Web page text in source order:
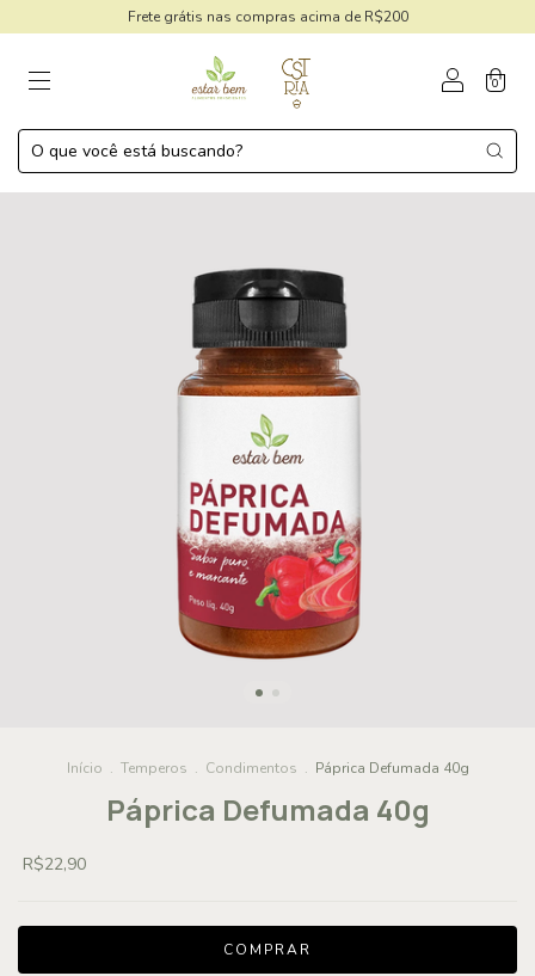
Frete grátis nas compras acima de R$200
0
Início . Temperos . Condimentos . Páprica Defumada 40g
Páprica Defumada 40g
R$22,90